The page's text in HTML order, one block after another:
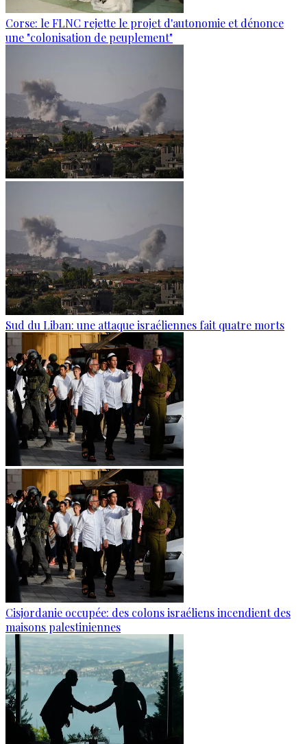
Corse: le FLNC rejette le projet d'autonomie et dénonce
une "colonisation de peuplement"
Sud du Liban: une attaque israéliennes fait quatre morts
Cisjordanie occupée: des colons israéliens incendient des
maisons palestiniennes